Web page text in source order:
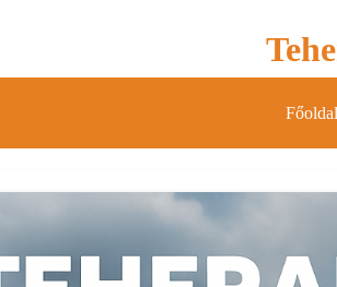
Főoldal